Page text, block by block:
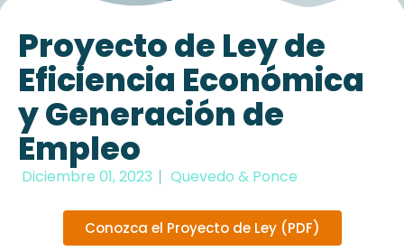
Proyecto de Ley de
Eficiencia Económica
y Generación de
Empleo
Diciembre 01, 2023 Quevedo & Ponce
Conozca el Proyecto de Ley (PDF)